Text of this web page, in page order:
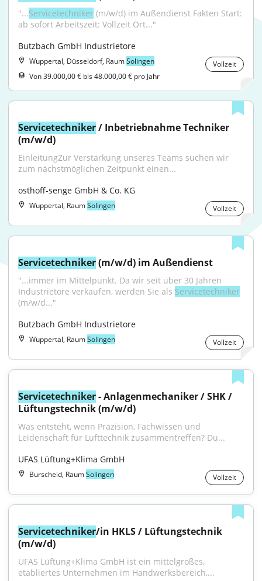
"...Servicetechniker (m/w/d) im Außendienst Fakten Start:
ab sofort Arbeitszeit: Vollzeit Ort..."
Butzbach GmbH Industrietore
Wuppertal, Düsseldorf, RaumSolingen
Vollzeit
Von 39.000,00 € bis 48.000,00 € pro Jahr
Servicetechniker / Inbetriebnahme Techniker
(m/w/d)
EinleitungZur Verstärkung unseres Teams suchen wir
zum nächstmöglichen Zeitpunkt einen...
osthoff-senge GmbH & Co. KG
Wuppertal, RaumSolingen Vollzeit
Servicetechniker (m/w/d) im Außendienst
"...immer im Mittelpunkt. Da wir seit über 30 Jahren
Industrietore verkaufen, werden Sie als Servicetechniker
(m/w/d..."
Butzbach GmbH Industrietore
Wuppertal, RaumSolingen Vollzeit
Servicetechniker - Anlagenmechaniker / SHK /
Lüftungstechnik (m/w/d)
Was entsteht, wenn Präzision, Fachwissen und
Leidenschaft für Lufttechnik zusammentreffen? Du...
UFAS Lüftung+Klima GmbH
Burscheid, RaumSolingen Vollzeit
Servicetechniker/in HKLS / Lüftungstechnik
(m/w/d)
UFAS Lüftung+Klima GmbH ist ein mittelgroßes,
etabliertes Unternehmen im Handwerksbereich,...